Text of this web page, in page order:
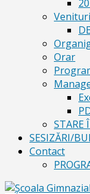
Orar
STARE
SESIZĂRI/
Contact